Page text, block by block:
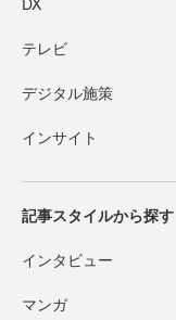
テレビ
デジタル施策
インサイト
記事スタイルから探す
インタビュー
マンガ